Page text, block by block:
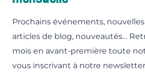
Prochains événements,
articles de blog, nouveautés…
mois en avant-première toute
vous inscrivant à notre